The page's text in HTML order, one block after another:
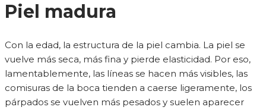
Piel madura
Con la edad, la estructura de la piel cambia. La piel se
vuelve más seca, más fina y pierde elasticidad. Por eso,
lamentablemente, las líneas se hacen más visibles, las
comisuras de la boca tienden a caerse ligeramente, los
párpados se vuelven más pesados y suelen aparecer